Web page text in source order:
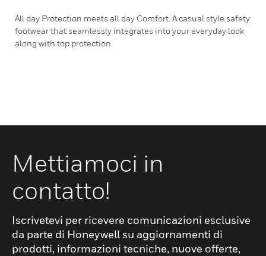
All day Protection meets all day Comfort. A casual style safety
footwear that seamlessly integrates into your everyday look
along with top protection.
Mettiamoci in
contatto!
Iscrivetevi per ricevere comunicazioni esclusive
da parte di Honeywell su aggiornamenti di
prodotti, informazioni tecniche, nuove offerte,